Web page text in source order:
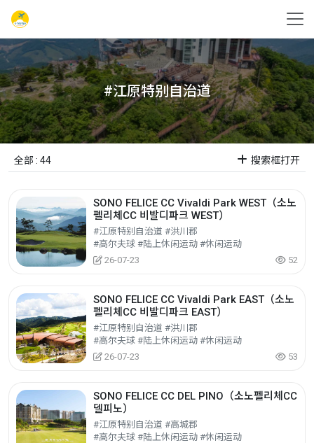
#江原特别自治道
全部 : 44 搜索框打开
SONO FELICE CC Vivaldi Park WEST（소노
펠리체CC 비발디파크 WEST）
#江原特别自治道 #洪川郡
#高尔夫球 #陆上休闲运动 #休闲运动
26-07-23
52
SONO FELICE CC Vivaldi Park EAST（소노
펠리체CC 비발디파크 EAST）
#江原特别自治道 #洪川郡
#高尔夫球 #陆上休闲运动 #休闲运动
26-07-23
53
SONO FELICE CC DEL PINO（소노펠리체CC
델피노）
#江原特别自治道 #高城郡
#高尔夫球 #陆上休闲运动 #休闲运动